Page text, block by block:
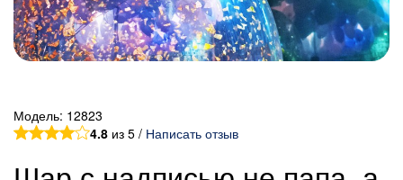
Модель: 12823
4.8 из 5 / Написать отзыв